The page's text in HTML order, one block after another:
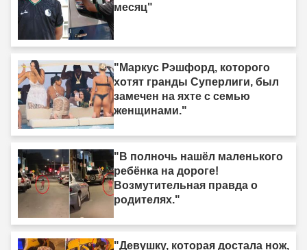
месяц"
"Маркус Рэшфорд, которого
хотят гранды Суперлиги, был
замечен на яхте с семью
женщинами."
"В полночь нашёл маленького
ребёнка на дороге!
Возмутительная правда о
родителях."
"Девушку, которая достала нож,